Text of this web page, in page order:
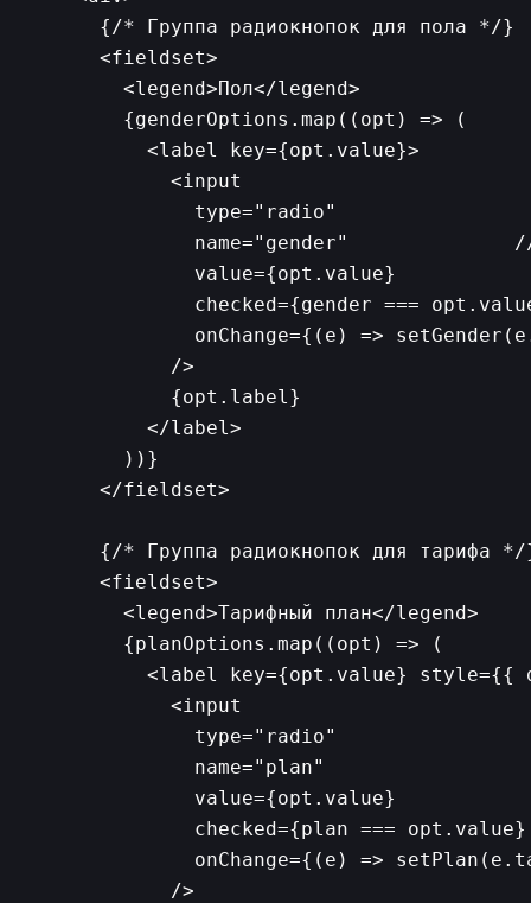
      {/* Группа радиокнопок для пола */}
      <fieldset>
        <legend>Пол</legend>
        {genderOptions.map((opt) => (
          <label key={opt.value}>
            <input
              type="radio"
name="gender"
              value={opt.value}
checked={gender ===
onChange={(e) =>
            />
            {opt.label}
          </label>
        ))}
      </fieldset>
{/* Группа радиокнопок для тарифа */
      <fieldset>
        <legend>Тарифный план</legend>
        {planOptions.map((opt) => (
<label key={opt.value} style={{
            <input
              type="radio"
              name="plan"
              value={opt.value}
              checked={plan === opt.value}
onChange={(e) =>
            />